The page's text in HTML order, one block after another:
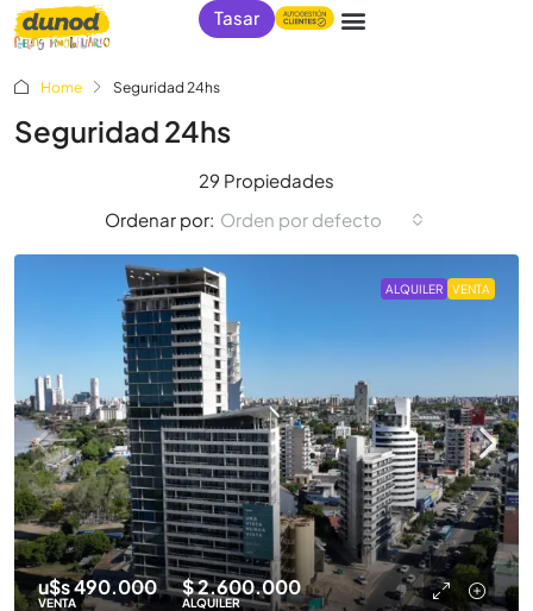
Tasar
Home Seguridad 24hs
Seguridad 24hs
29 Propiedades
Ordenar por: Orden por defecto
ALQUILER VENTA
u$s 490.000
VENTA
$ 2.600.000
ALQUILER